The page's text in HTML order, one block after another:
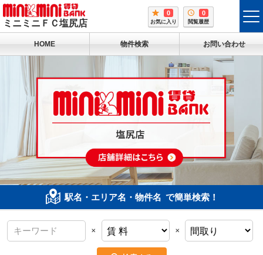
ミニミニＦＣ塩尻店
0
お気に入り
0
閲覧履歴
HOME 物件検索 お問い合わせ
駅名・エリア名・物件名 で簡単検索！
× ×